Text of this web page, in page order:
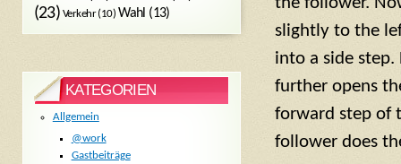
slightly to the
into a side step.
further opens
forward step of
follower does
(23) Verkehr(10) Wahl (13)
KATEGORIEN
Allgemein
@work
Gastbeiträge